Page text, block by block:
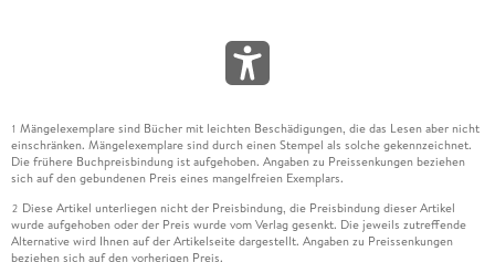
1 Mängelexemplare sind Bücher mit leichten Beschädigungen, die das Lesen aber nicht
einschränken. Mängelexemplare sind durch einen Stempel als solche gekennzeichnet.
Die frühere Buchpreisbindung ist aufgehoben. Angaben zu Preissenkungen beziehen
sich auf den gebundenen Preis eines mangelfreien Exemplars.
2 Diese Artikel unterliegen nicht der Preisbindung, die Preisbindung dieser Artikel
wurde aufgehoben oder der Preis wurde vom Verlag gesenkt. Die jeweils zutreffende
Alternative wird Ihnen auf der Artikelseite dargestellt. Angaben zu Preissenkungen
beziehen sich auf den vorherigen Preis.